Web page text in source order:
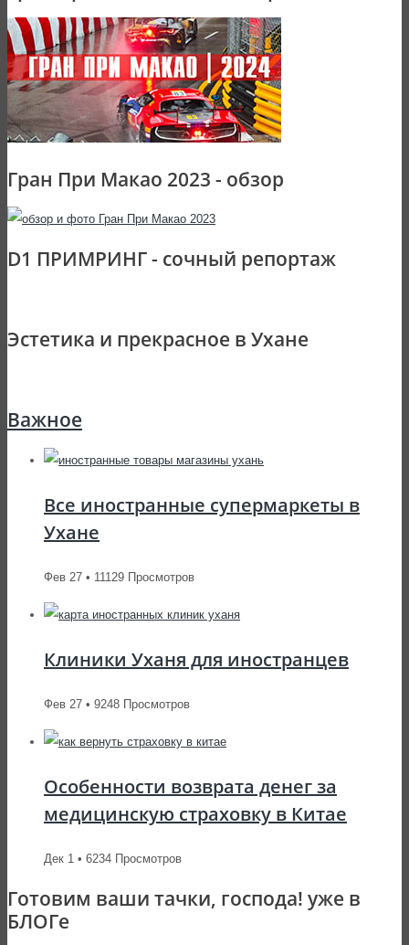
Гран При Макао 2023 - обзор
D1 ПРИМРИНГ - сочный репортаж
Эстетика и прекрасное в Ухане
Важное
Все иностранные супермаркеты в
Ухане
Фев 27 • 11129 Просмотров
Клиники Уханя для иностранцев
Фев 27 • 9248 Просмотров
Особенности возврата денег за
медицинскую страховку в Китае
Дек 1 • 6234 Просмотров
Готовим ваши тачки, господа! уже в
БЛОГе